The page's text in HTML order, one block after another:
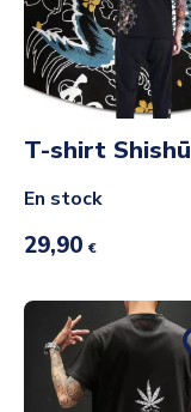
T-shirt Shishū
En stock
29,90 €